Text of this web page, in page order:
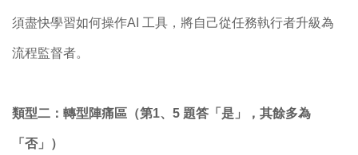
須盡快學習如何操作AI 工具，將自己從任務執行者升級為
流程監督者。
類型二：轉型陣痛區（第1、5 題答「是」，其餘多為
「否」）